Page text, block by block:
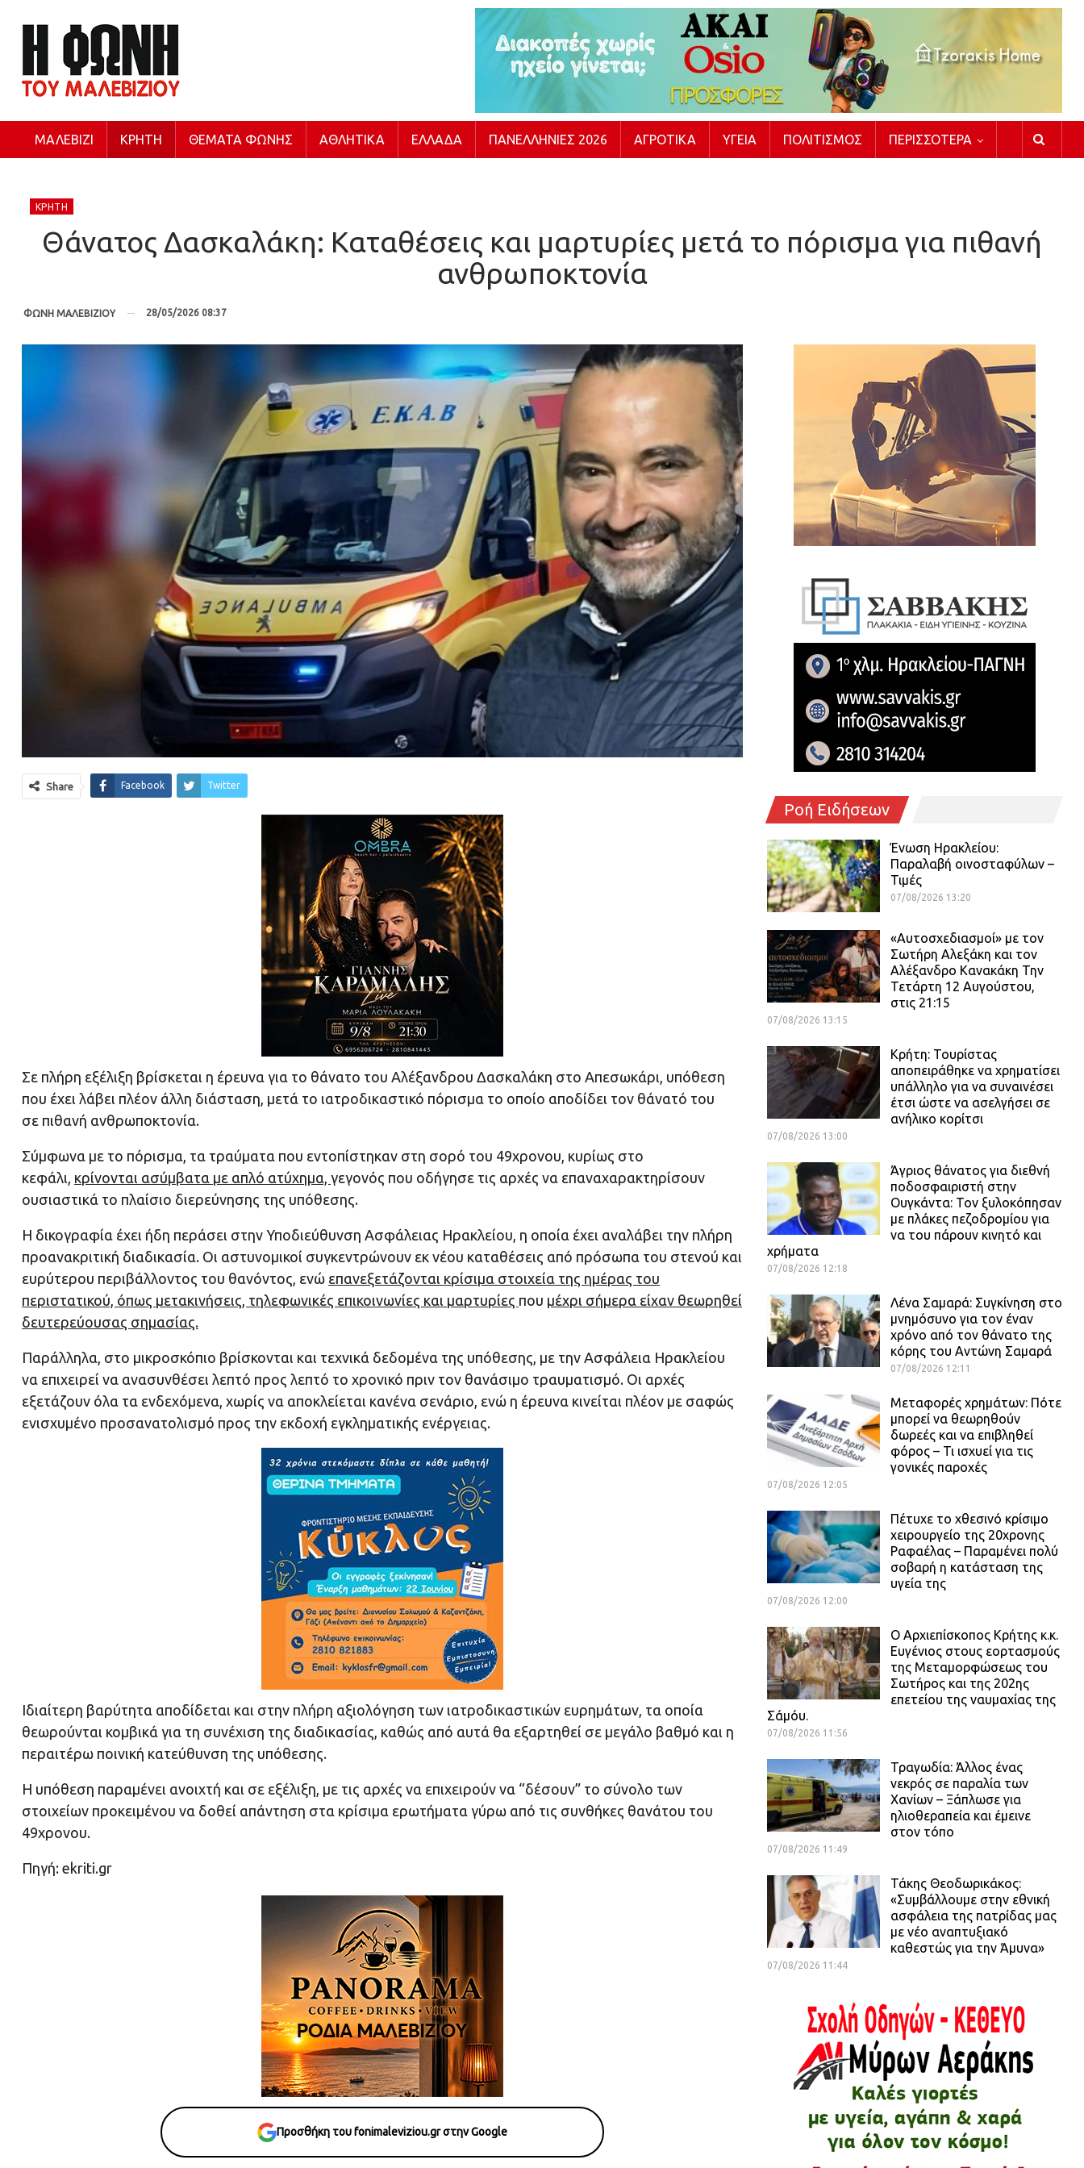
ΜΑΛΕΒΊΖΙ ΚΡΉΤΗ ΘΈΜΑΤΑ ΦΩΝΉΣ ΑΘΛΗΤΙΚΆ ΕΛΛΆΔΑ ΠΑΝΕΛΛΉΝΙΕΣ 2026 ΑΓΡΟΤΙΚΆ ΥΓΕΊΑ ΠΟΛΙΤΙΣΜΌΣ ΠΕΡΙΣΣΌΤΕΡΑ
ΚΡΉΤΗ
Θάνατος Δασκαλάκη: Καταθέσεις και μαρτυρίες μετά το πόρισμα για πιθανή
ανθρωποκτονία
ΦΩΝΗ ΜΑΛΕΒΙΖΙΟΥ 28/05/2026 08:37
Share Facebook Twitter
Σε πλήρη εξέλιξη βρίσκεται η έρευνα για το θάνατο του Αλέξανδρου Δασκαλάκη στο Απεσωκάρι, υπόθεση
που έχει λάβει πλέον άλλη διάσταση, μετά το ιατροδικαστικό πόρισμα το οποίο αποδίδει τον θάνατό του
σε πιθανή ανθρωποκτονία.
Σύμφωνα με το πόρισμα, τα τραύματα που εντοπίστηκαν στη σορό του 49χρονου, κυρίως στο
κεφάλι, κρίνονται ασύμβατα με απλό ατύχημα, γεγονός που οδήγησε τις αρχές να επαναχαρακτηρίσουν
ουσιαστικά το πλαίσιο διερεύνησης της υπόθεσης.
Η δικογραφία έχει ήδη περάσει στην Υποδιεύθυνση Ασφάλειας Ηρακλείου, η οποία έχει αναλάβει την πλήρη
προανακριτική διαδικασία. Οι αστυνομικοί συγκεντρώνουν εκ νέου καταθέσεις από πρόσωπα του στενού και
ευρύτερου περιβάλλοντος του θανόντος, ενώ επανεξετάζονται κρίσιμα στοιχεία της ημέρας του
περιστατικού, όπως μετακινήσεις, τηλεφωνικές επικοινωνίες και μαρτυρίες που μέχρι σήμερα είχαν θεωρηθεί
δευτερεύουσας σημασίας.
Παράλληλα, στο μικροσκόπιο βρίσκονται και τεχνικά δεδομένα της υπόθεσης, με την Ασφάλεια Ηρακλείου
να επιχειρεί να ανασυνθέσει λεπτό προς λεπτό το χρονικό πριν τον θανάσιμο τραυματισμό. Οι αρχές
εξετάζουν όλα τα ενδεχόμενα, χωρίς να αποκλείεται κανένα σενάριο, ενώ η έρευνα κινείται πλέον με σαφώς
ενισχυμένο προσανατολισμό προς την εκδοχή εγκληματικής ενέργειας.
Ιδιαίτερη βαρύτητα αποδίδεται και στην πλήρη αξιολόγηση των ιατροδικαστικών ευρημάτων, τα οποία
θεωρούνται κομβικά για τη συνέχιση της διαδικασίας, καθώς από αυτά θα εξαρτηθεί σε μεγάλο βαθμό και η
περαιτέρω ποινική κατεύθυνση της υπόθεσης.
Η υπόθεση παραμένει ανοιχτή και σε εξέλιξη, με τις αρχές να επιχειρούν να “δέσουν” το σύνολο των
στοιχείων προκειμένου να δοθεί απάντηση στα κρίσιμα ερωτήματα γύρω από τις συνθήκες θανάτου του
49χρονου.
Πηγή: ekriti.gr
Προσθήκη του fonimaleviziou.gr στην Google
Ροή Ειδήσεων
Ένωση Ηρακλείου:
Παραλαβή οινοσταφύλων –
Τιμές
07/08/2026 13:20
«Αυτοσχεδιασμοί» με τον
Σωτήρη Αλεξάκη και τον
Αλέξανδρο Κανακάκη Την
Τετάρτη 12 Αυγούστου,
στις 21:15
07/08/2026 13:15
Κρήτη: Τουρίστας
αποπειράθηκε να χρηματίσει
υπάλληλο για να συναινέσει
έτσι ώστε να ασελγήσει σε
ανήλικο κορίτσι
07/08/2026 13:00
Άγριος θάνατος για διεθνή
ποδοσφαιριστή στην
Ουγκάντα: Τον ξυλοκόπησαν
με πλάκες πεζοδρομίου για
να του πάρουν κινητό και
χρήματα
07/08/2026 12:18
Λένα Σαμαρά: Συγκίνηση στο
μνημόσυνο για τον έναν
χρόνο από τον θάνατο της
κόρης του Αντώνη Σαμαρά
07/08/2026 12:11
Μεταφορές χρημάτων: Πότε
μπορεί να θεωρηθούν
δωρεές και να επιβληθεί
φόρος – Τι ισχυεί για τις
γονικές παροχές
07/08/2026 12:05
Πέτυχε το χθεσινό κρίσιμο
χειρουργείο της 20χρονης
Ραφαέλας – Παραμένει πολύ
σοβαρή η κατάσταση της
υγεία της
07/08/2026 12:00
Ο Αρχιεπίσκοπος Κρήτης κ.κ.
Ευγένιος στους εορτασμούς
της Μεταμορφώσεως του
Σωτήρος και της 202ης
επετείου της ναυμαχίας της
Σάμόυ.
07/08/2026 11:56
Τραγωδία: Άλλος ένας
νεκρός σε παραλία των
Χανίων – Ξάπλωσε για
ηλιοθεραπεία και έμεινε
στον τόπο
07/08/2026 11:49
Τάκης Θεοδωρικάκος:
«Συμβάλλουμε στην εθνική
ασφάλεια της πατρίδας μας
με νέο αναπτυξιακό
καθεστώς για την Άμυνα»
07/08/2026 11:44